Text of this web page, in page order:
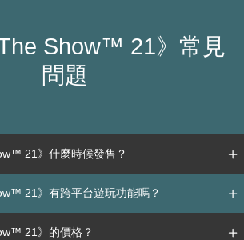
The Show™ 21》常見
問題
21》什麼時候發售？
21》有跨平台遊玩功能嗎？
21》的價格？